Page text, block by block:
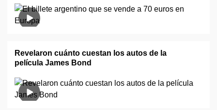
Revelaron cuánto cuestan los autos de la
película James Bond